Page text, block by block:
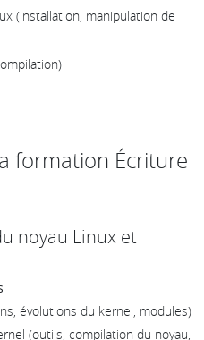
(installation, manipulation de
formation Écriture
noyau Linux et
évolutions du kernel, modules)
(outils, compilation du noyau,